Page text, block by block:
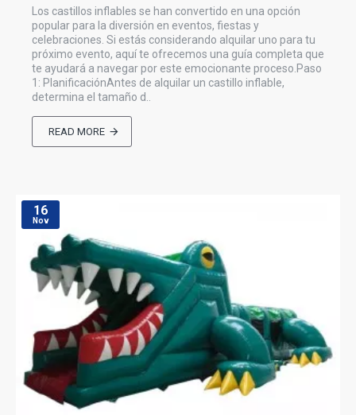
Los castillos inflables se han convertido en una opción
popular para la diversión en eventos, fiestas y
celebraciones. Si estás considerando alquilar uno para tu
próximo evento, aquí te ofrecemos una guía completa que
te ayudará a navegar por este emocionante proceso.Paso
1: PlanificaciónAntes de alquilar un castillo inflable,
determina el tamaño d..
READ MORE
16
Nov